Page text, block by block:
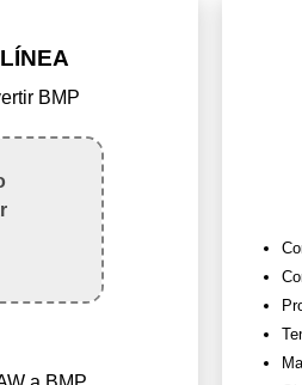
BMP